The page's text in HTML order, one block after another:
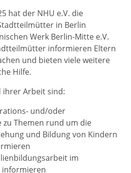
hat der NHU e.V. die
in Berlin
Werk Berlin-Mitte e.V.
informieren Eltern
und bieten viele weitere
Hilfe.
ihrer Arbeit sind:
und/oder
zu Themen rund um die
und Bildung von Kindern
im
informieren